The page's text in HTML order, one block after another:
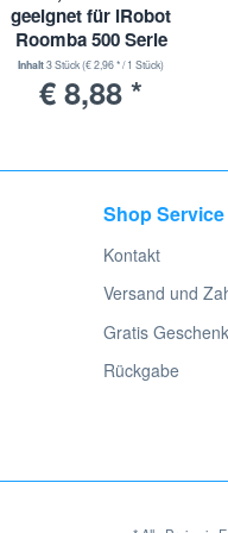
geeignet für iRobot
Roomba 500 Serie
Inhalt3 Stück(€ 2,96 * / 1 Stück)
€ 8,88 *
Shop Service
Kontakt
Versand und
Gratis
Rückgabe